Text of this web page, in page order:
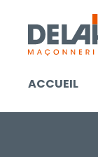
ACCUEIL